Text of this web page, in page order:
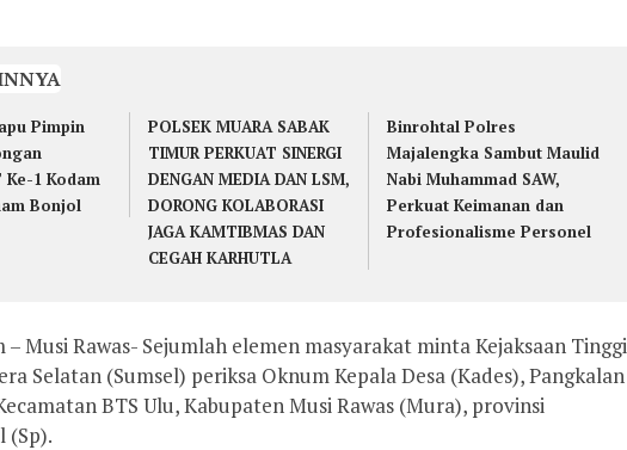
Pimpin
1 Kodam
Bonjol
POLSEK MUARA SABAK
TIMUR PERKUAT SINERGI
DENGAN MEDIA DAN LSM,
DORONG KOLABORASI
JAGA KAMTIBMAS DAN
CEGAH KARHUTLA
Binrohtal Polres
Majalengka Sambut Maulid
Nabi Muhammad SAW,
Perkuat Keimanan dan
Profesionalisme Personel
– Musi Rawas- Sejumlah elemen masyarakat minta Kejaksaan Tinggi
Selatan (Sumsel) periksa Oknum Kepala Desa (Kades), Pangkalan
BTS Ulu, Kabupaten Musi Rawas (Mura), provinsi
(Sp).